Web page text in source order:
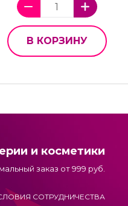
В КОРЗИНУ
и косметики
заказ от 999 руб.
СОТРУДНИЧЕСТВА